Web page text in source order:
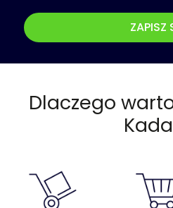
ZAPISZ
Dlaczego